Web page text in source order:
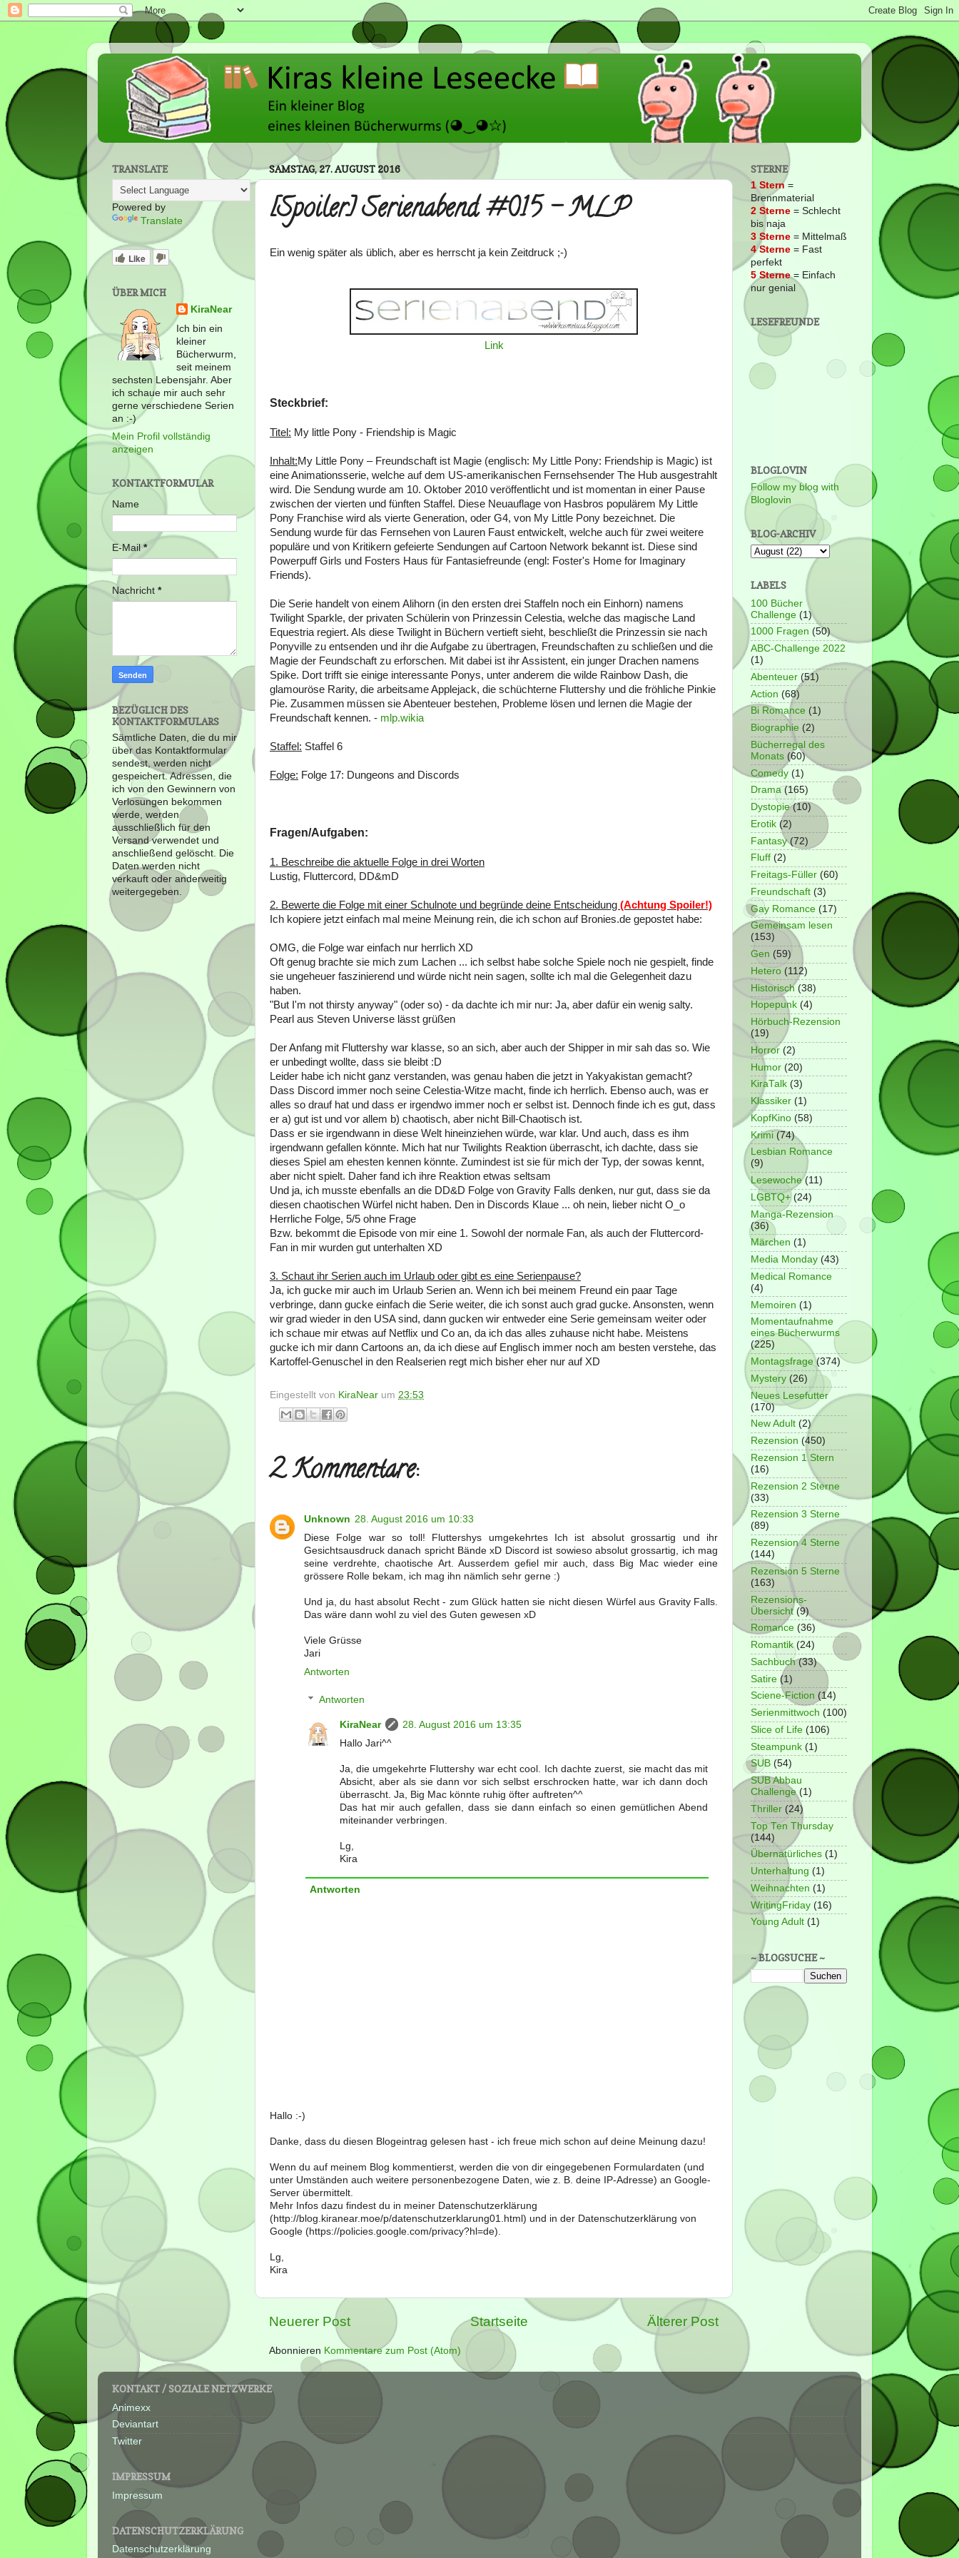
SAMSTAG, 27. AUGUST 2016
[Spoiler] Serienabend #015 - MLP
Ein wenig später als üblich, aber es herrscht ja kein Zeitdruck ;-)
Link
Steckbrief:
Titel: My little Pony - Friendship is Magic
Inhalt:My Little Pony – Freundschaft ist Magie (englisch: My Little Pony: Friendship is Magic) ist
eine Animationsserie, welche auf dem US-amerikanischen Fernsehsender The Hub ausgestrahlt
wird. Die Sendung wurde am 10. Oktober 2010 veröffentlicht und ist momentan in einer Pause
zwischen der vierten und fünften Staffel. Diese Neuauflage von Hasbros populärem My Little
Pony Franchise wird als vierte Generation, oder G4, von My Little Pony bezeichnet. Die
Sendung wurde für das Fernsehen von Lauren Faust entwickelt, welche auch für zwei weitere
populäre und von Kritikern gefeierte Sendungen auf Cartoon Network bekannt ist. Diese sind
Powerpuff Girls und Fosters Haus für Fantasiefreunde (engl: Foster's Home for Imaginary
Friends).
Die Serie handelt von einem Alihorn (in den ersten drei Staffeln noch ein Einhorn) namens
Twilight Sparkle, der privaten Schülerin von Prinzessin Celestia, welche das magische Land
Equestria regiert. Als diese Twilight in Büchern vertieft sieht, beschließt die Prinzessin sie nach
Ponyville zu entsenden und ihr die Aufgabe zu übertragen, Freundschaften zu schließen und die
Magie der Feundschaft zu erforschen. Mit dabei ist ihr Assistent, ein junger Drachen namens
Spike. Dort trifft sie einige interessante Ponys, unter anderem die wilde Rainbow Dash, die
glamouröse Rarity, die arbeitsame Applejack, die schüchterne Fluttershy und die fröhliche Pinkie
Pie. Zusammen müssen sie Abenteuer bestehen, Probleme lösen und lernen die Magie der
Freundschaft kennen. - mlp.wikia
Staffel: Staffel 6
Folge: Folge 17: Dungeons and Discords
Fragen/Aufgaben:
1. Beschreibe die aktuelle Folge in drei Worten
Lustig, Fluttercord, DD&mD
2. Bewerte die Folge mit einer Schulnote und begründe deine Entscheidung (Achtung Spoiler!)
Ich kopiere jetzt einfach mal meine Meinung rein, die ich schon auf Bronies.de gepostet habe:
OMG, die Folge war einfach nur herrlich XD
Oft genug brachte sie mich zum Lachen ... ich selbst habe solche Spiele noch nie gespielt, finde
sie ungeheuer faszinierend und würde nicht nein sagen, sollte ich mal die Gelegenheit dazu
haben.
"But I'm not thirsty anyway" (oder so) - da dachte ich mir nur: Ja, aber dafür ein wenig salty.
Pearl aus Steven Universe lässt grüßen
Der Anfang mit Fluttershy war klasse, so an sich, aber auch der Shipper in mir sah das so. Wie
er unbedingt wollte, dass sie bleibt :D
Leider habe ich nicht ganz verstanden, was genau haben die jetzt in Yakyakistan gemacht?
Dass Discord immer noch seine Celestia-Witze macht, finde ich herrlich. Ebenso auch, was er
alles so drauf hat und dass er irgendwo immer noch er selbst ist. Dennoch finde ich es gut, dass
er a) gut ist und vor allem b) chaotisch, aber nicht Bill-Chaotisch ist.
Dass er sie irgendwann in diese Welt hineinziehen würde, war klar. Und auch, dass es ihm
irgendwann gefallen könnte. Mich hat nur Twilights Reaktion überrascht, ich dachte, dass sie
dieses Spiel am ehesten kennen könnte. Zumindest ist sie für mich der Typ, der sowas kennt,
aber nicht spielt. Daher fand ich ihre Reaktion etwas seltsam
Und ja, ich musste ebenfalls an die DD&D Folge von Gravity Falls denken, nur gut, dass sie da
diesen chaotischen Würfel nicht haben. Den in Discords Klaue ... oh nein, lieber nicht O_o
Herrliche Folge, 5/5 ohne Frage
Bzw. bekommt die Episode von mir eine 1. Sowohl der normale Fan, als auch der Fluttercord-
Fan in mir wurden gut unterhalten XD
3. Schaut ihr Serien auch im Urlaub oder gibt es eine Serienpause?
Ja, ich gucke mir auch im Urlaub Serien an. Wenn ich bei meinem Freund ein paar Tage
verbringe, dann gucke einfach die Serie weiter, die ich sonst auch grad gucke. Ansonsten, wenn
wir grad wieder in den USA sind, dann gucken wir entweder eine Serie gemeinsam weiter oder
ich schaue mir etwas auf Netflix und Co an, da ich das alles zuhause nicht habe. Meistens
gucke ich mir dann Cartoons an, da ich diese auf Englisch immer noch am besten verstehe, das
Kartoffel-Genuschel in den Realserien regt mich bisher eher nur auf XD
Eingestellt von KiraNear um 23:53
2 Kommentare:
Unknown 28. August 2016 um 10:33
Diese Folge war so toll! Fluttershys umgekehrtes Ich ist absolut grossartig und ihr
Gesichtsausdruck danach spricht Bände xD Discord ist sowieso absolut grossartig, ich mag
seine verdrehte, chaotische Art. Ausserdem gefiel mir auch, dass Big Mac wieder eine
grössere Rolle bekam, ich mag ihn nämlich sehr gerne :)
Und ja, du hast absolut Recht - zum Glück hatten sie nicht diesen Würfel aus Gravity Falls.
Das wäre dann wohl zu viel des Guten gewesen xD
Viele Grüsse
Jari
Antworten
Antworten
KiraNear
28. August 2016 um 13:35
Hallo Jari^^
Ja, die umgekehrte Fluttershy war echt cool. Ich dachte zuerst, sie macht das mit
Absicht, aber als sie dann vor sich selbst erschrocken hatte, war ich dann doch
überrascht. Ja, Big Mac könnte ruhig öfter auftreten^^
Das hat mir auch gefallen, dass sie dann einfach so einen gemütlichen Abend
miteinander verbringen.
Lg,
Kira
Antworten
Hallo :-)
Danke, dass du diesen Blogeintrag gelesen hast - ich freue mich schon auf deine Meinung dazu!
Wenn du auf meinem Blog kommentierst, werden die von dir eingegebenen Formulardaten (und
unter Umständen auch weitere personenbezogene Daten, wie z. B. deine IP-Adresse) an Google-
Server übermittelt.
Mehr Infos dazu findest du in meiner Datenschutzerklärung
(http://blog.kiranear.moe/p/datenschutzerklarung01.html) und in der Datenschutzerklärung von
Google (https://policies.google.com/privacy?hl=de).
Lg,
Kira
Neuerer Post Älterer Post
Startseite
Abonnieren Kommentare zum Post (Atom)
TRANSLATE
Powered by
Translate
Like
ÜBER MICH
KiraNear
Ich bin ein
kleiner
Bücherwurm,
seit meinem
sechsten Lebensjahr. Aber
ich schaue mir auch sehr
gerne verschiedene Serien
an :-)
Mein Profil vollständig
anzeigen
KONTAKTFORMULAR
Name
E-Mail *
Nachricht *
BEZÜGLICH DES
KONTAKTFORMULARS
Sämtliche Daten, die du mir
über das Kontaktformular
sendest, werden nicht
gespeichert. Adressen, die
ich von den Gewinnern von
Verlosungen bekommen
werde, werden
ausschließlich für den
Versand verwendet und
anschließend gelöscht. Die
Daten werden nicht
verkauft oder anderweitig
weitergegeben.
STERNE
1 Stern =
Brennmaterial
2 Sterne = Schlecht
bis naja
3 Sterne = Mittelmaß
4 Sterne = Fast
perfekt
5 Sterne= Einfach
nur genial
LESEFREUNDE
BLOGLOVIN
Follow my blog with
Bloglovin
BLOG-ARCHIV
LABELS
100 Bücher
Challenge (1)
1000 Fragen (50)
ABC-Challenge 2022
(1)
Abenteuer (51)
Action (68)
Bi Romance (1)
Biographie (2)
Bücherregal des
Monats (60)
Comedy (1)
Drama (165)
Dystopie (10)
Erotik (2)
Fantasy (72)
Fluff (2)
Freitags-Füller (60)
Freundschaft (3)
Gay Romance (17)
Gemeinsam lesen
(153)
Gen (59)
Hetero (112)
Historisch (38)
Hopepunk (4)
Hörbuch-Rezension
(19)
Horror (2)
Humor (20)
KiraTalk (3)
Klassiker (1)
KopfKino (58)
Krimi (74)
Lesbian Romance
(9)
Lesewoche (11)
LGBTQ+ (24)
Manga-Rezension
(36)
Märchen (1)
Media Monday (43)
Medical Romance
(4)
Memoiren (1)
Momentaufnahme
eines Bücherwurms
(225)
Montagsfrage (374)
Mystery (26)
Neues Lesefutter
(170)
New Adult (2)
Rezension (450)
Rezension 1 Stern
(16)
Rezension 2 Sterne
(33)
Rezension 3 Sterne
(89)
Rezension 4 Sterne
(144)
Rezension 5 Sterne
(163)
Rezensions-
Übersicht (9)
Romance (36)
Romantik (24)
Sachbuch (33)
Satire (1)
Sciene-Fiction (14)
Serienmittwoch (100)
Slice of Life (106)
Steampunk (1)
SUB (54)
SUB Abbau
Challenge (1)
Thriller (24)
Top Ten Thursday
(144)
Übernatürliches (1)
Unterhaltung (1)
Weihnachten (1)
WritingFriday (16)
Young Adult (1)
~ BLOGSUCHE ~
KONTAKT / SOZIALE NETZWERKE
Animexx
Deviantart
Twitter
IMPRESSUM
Impressum
DATENSCHUTZERKLÄRUNG
Datenschutzerklärung